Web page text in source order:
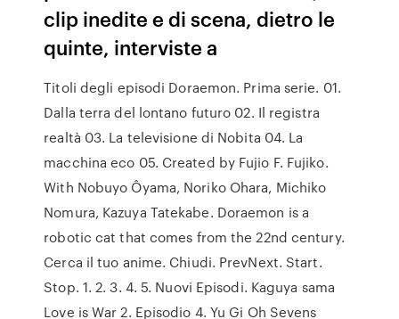
clip inedite e di scena, dietro le
quinte, interviste a
Titoli degli episodi Doraemon. Prima serie. 01.
Dalla terra del lontano futuro 02. Il registra
realtà 03. La televisione di Nobita 04. La
macchina eco 05. Created by Fujio F. Fujiko.
With Nobuyo Ôyama, Noriko Ohara, Michiko
Nomura, Kazuya Tatekabe. Doraemon is a
robotic cat that comes from the 22nd century.
Cerca il tuo anime. Chiudi. PrevNext. Start.
Stop. 1. 2. 3. 4. 5. Nuovi Episodi. Kaguya sama
Love is War 2. Episodio 4. Yu Gi Oh Sevens